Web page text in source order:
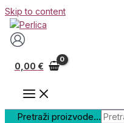
Skip to content
0,00 €
Pretraži proizvode...